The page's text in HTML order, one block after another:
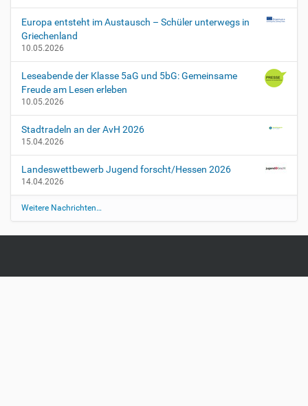
Europa entsteht im Austausch – Schüler unterwegs in
Griechenland
10.05.2026
Leseabende der Klasse 5aG und 5bG: Gemeinsame
Freude am Lesen erleben
10.05.2026
Stadtradeln an der AvH 2026
15.04.2026
Landeswettbewerb Jugend forscht/Hessen 2026
14.04.2026
Weitere Nachrichten…